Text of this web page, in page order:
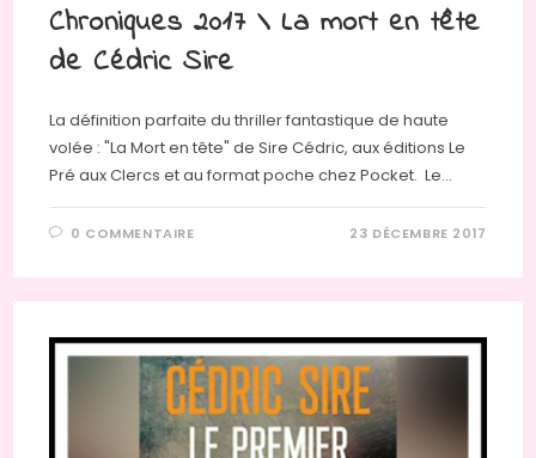
Chroniques 2017 \ La mort en tête
de Cédric Sire
La définition parfaite du thriller fantastique de haute
volée : "La Mort en tête" de Sire Cédric, aux éditions Le
Pré aux Clercs et au format poche chez Pocket. Le…
0 COMMENTAIRE 23 DÉCEMBRE 2017